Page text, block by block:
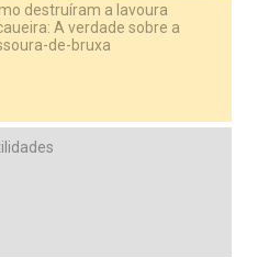
destruíram a lavoura
A verdade sobre a
de-bruxa